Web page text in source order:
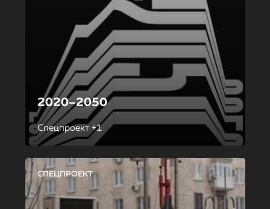
2020–2050
Спецпроект +1
СПЕЦПРОЕКТ